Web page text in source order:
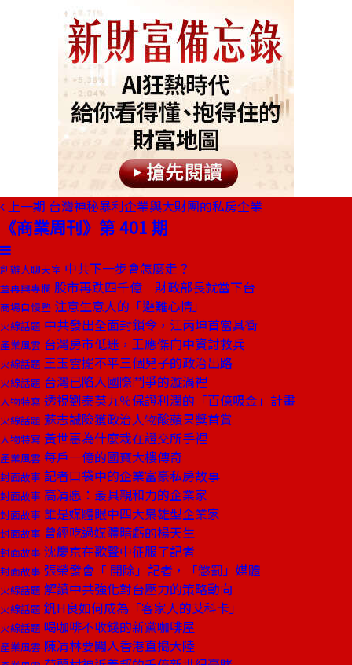
上一期 台灣神秘暴利企業與大財團的私房企業
《商業周刊》第 401 期
創辦人聊天室 中共下一步會怎麼走？
童再興專欄 股市再跌四千億 財政部長就當下台
商場自慢塾 注意生意人的「避難心情」
火線話題 中共發出全面封鎖令，江丙坤首當其衝
產業風雲 台灣房市低迷，王應傑向中資討救兵
火線話題 王玉雲擺不平三個兒子的政治出路
火線話題 台灣已陷入國際鬥爭的漩渦裡
人物特寫 透視劉泰英九％保證利潤的「百億吸金」計畫
火線話題 蘇志誠險獲政治人物酸蘋果獎首賞
人物特寫 黃世惠為什麼栽在證交所手裡
產業風雲 每戶一億的國寶大樓傳奇
封面故事 記者口袋中的企業富豪私房故事
封面故事 高清愿：最具親和力的企業家
封面故事 誰是媒體眼中四大梟雄型企業家
封面故事 曾經吃過媒體暗虧的楊天生
封面故事 沈慶京在歌聲中征服了記者
封面故事 張榮發會「 開除」記者，「懲罰」媒體
火線話題 解讀中共強化對台壓力的策略動向
火線話題 釩H良如何成為「客家人的艾科卡」
火線話題 喝咖啡不收錢的新黨咖啡屋
產業風雲 陳清林要闖入香港直搗大陸